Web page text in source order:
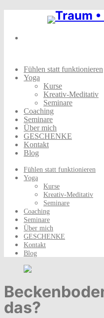
Skip
Fühlen statt funktionieren
Yoga
Kurse
Kreativ-Meditativ
Seminare
Coaching
Seminare
Über mich
GESCHENKE
Kontakt
Blog
Fühlen statt funktionieren
Yoga
Kurse
Kreativ-Meditativ
Seminare
Coaching
Seminare
Über mich
GESCHENKE
Kontakt
Blog
das?